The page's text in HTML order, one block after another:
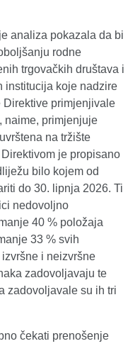
analiza pokazala da bi
rodne
trgovačkih društava i
institucija koje nadzire
Direktive primjenjivale
naime, primjenjuje
na tržište
je propisano
bilo kojem od
do 30. lipnja 2026. Ti
nedovoljno
40 % položaja
33 % svih
i neizvršne
zadovoljavaju te
zadovoljavale su ih tri
čekati prenošenje